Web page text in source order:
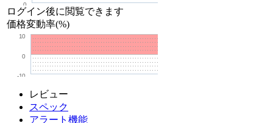
0
ログイン後に閲覧できます
価格変動率(%)
-10
0
10
レビュー
スペック
アラート機能